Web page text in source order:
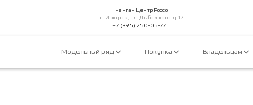
Чанган Центр Россо
г. Иркутск, ул. Дыбовского, д. 17
+7 (395) 250-05-77
Модельный ряд Покупка Владельцам